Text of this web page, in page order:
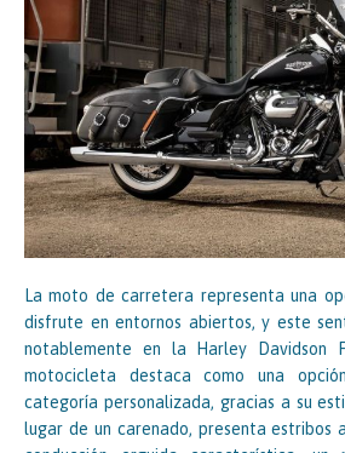
La moto de carretera representa una
disfrute en entornos abiertos, y este
notablemente en la Harley Davidson
motocicleta destaca como una
categoría personalizada, gracias a su
lugar de un carenado, presenta estribos